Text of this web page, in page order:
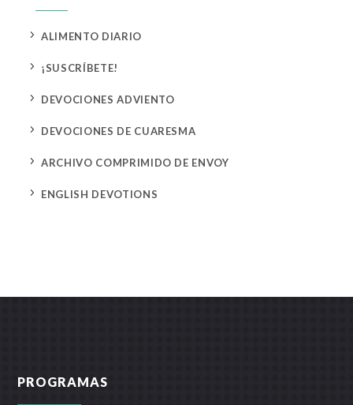
5 ALIMENTO DIARIO
5 ¡SUSCRÍBETE!
5 DEVOCIONES ADVIENTO
5 DEVOCIONES DE CUARESMA
5 ARCHIVO COMPRIMIDO DE ENVOY
5 ENGLISH DEVOTIONS
PROGRAMAS